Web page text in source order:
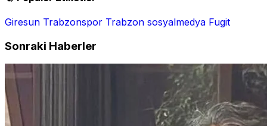
Giresun Trabzonspor Trabzon sosyalmedya Fugit
Sonraki Haberler